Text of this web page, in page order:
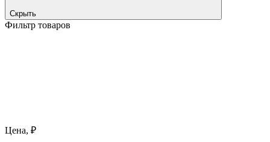
Скрыть
Фильтр товаров
Цена, ₽